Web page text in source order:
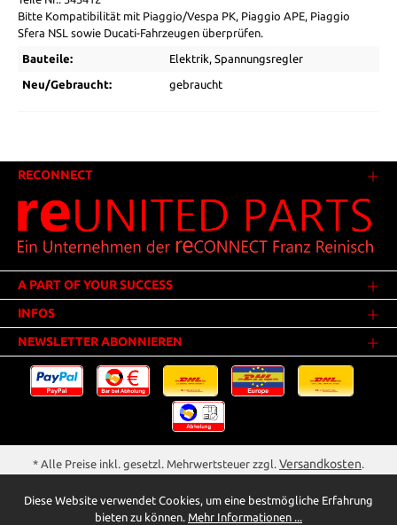
Bitte Kompatibilität mit Piaggio/Vespa PK, Piaggio APE, Piaggio
Sfera NSL sowie Ducati-Fahrzeugen überprüfen.
Bauteile: Elektrik, Spannungsregler
Neu/Gebraucht: gebraucht
RECONNECT
A PART OF YOUR SUCCESS
INFOS
NEWSLETTER ABONNIEREN
* Alle Preise inkl. gesetzl. Mehrwertsteuer zzgl. Versandkosten.
** Der Verkauf unterliegt der Differenzbesteuerung gem. § 25a UStG
Diese Website verwendet Cookies, um eine bestmögliche Erfahrung
bieten zu können. Mehr Informationen ...